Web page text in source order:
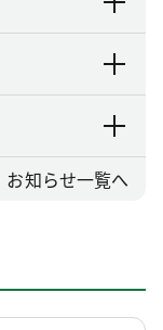
お知らせ一覧へ